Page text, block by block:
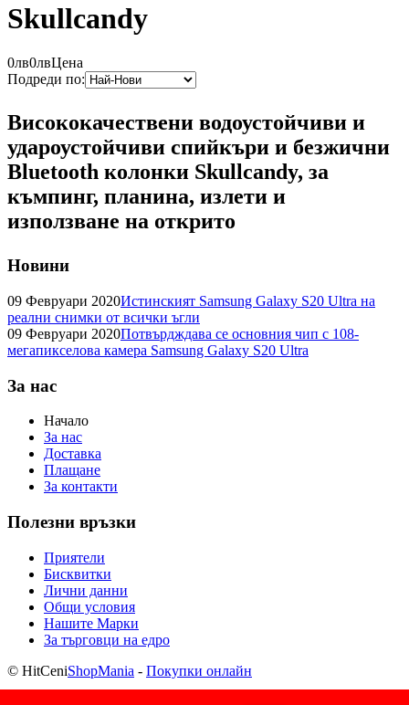
Skullcandy
0лв0лвЦена
Подреди по:
Висококачествени водоустойчиви и
удароустойчиви спийкъри и безжични
Bluetooth колонки Skullcandy, за
къмпинг, планина, излети и
използване на открито
Новини
09 Февруари 2020Истинският Samsung Galaxy S20 Ultra на
реални снимки от всички ъгли
09 Февруари 2020Потвърдждава се основния чип с 108-
мегапикселова камера Samsung Galaxy S20 Ultra
За нас
Начало
За нас
Доставка
Плащане
За контакти
Полезни връзки
Приятели
Бисквитки
Лични данни
Общи условия
Нашите Марки
За търговци на едро
© HitCeniShopMania - Покупки онлайн